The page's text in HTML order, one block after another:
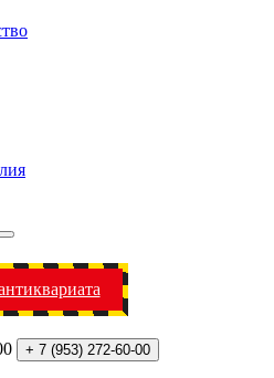
+ 7 (953) 272-60-00